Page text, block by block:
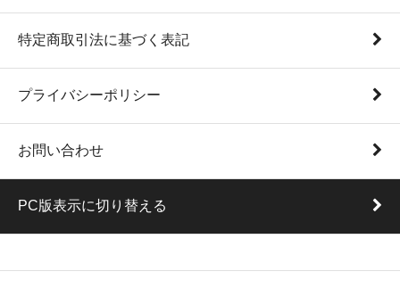
特定商取引法に基づく表記
プライバシーポリシー
お問い合わせ
PC版表示に切り替える